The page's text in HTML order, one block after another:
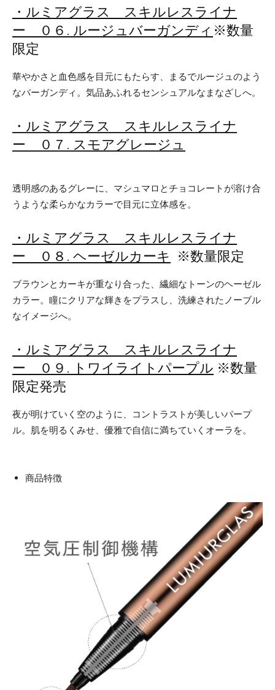
・ルミアグラス スキルレスライナ
ー ０６. ルージュバーガンディ ※数量
限定
華やかさと血色感を目元にもたらす、まるでルージュのよう
なバーガンディ。気品あふれるセンシュアルなまなざしへ。
・ルミアグラス スキルレスライナ
ー ０７. スモアグレージュ
透明感のあるグレーに、マシュマロとチョコレートが溶け合
うような柔らかなカラーで目元に立体感を。
・ルミアグラス スキルレスライナ
ー ０８. ヘーゼルカーキ
※数量限定
ブラウンとカーキが重なり合った、繊細なトーンのヘーゼル
カラー。瞳にクリアな輝きをプラスし、洗練されたノーブル
なイメージへ。
・ルミアグラス スキルレスライナ
ー ０９. トワイライトパープル ※数量
限定発売
夜が明けていく空のように、コントラストが美しいパープ
ル。肌を明るくみせ、優雅で自信に満ちていくオーラを。
商品特徴